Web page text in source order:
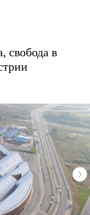
свобода в